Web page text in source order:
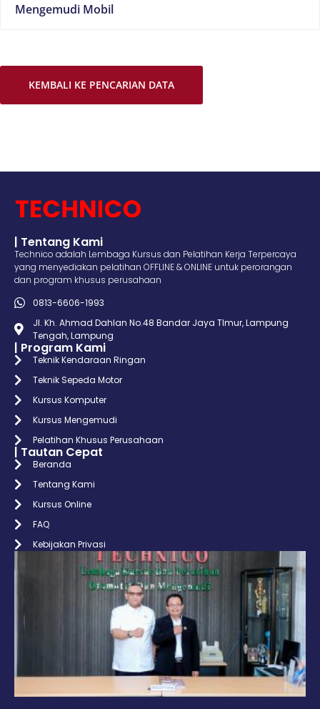
Mengemudi Mobil
KEMBALI KE PENCARIAN DATA
| Tentang Kami
Technico adalah Lembaga Kursus dan Pelatihan Kerja Terpercaya
yang menyediakan pelatihan OFFLINE & ONLINE untuk perorangan
dan program khusus perusahaan
0813-6606-1993
Jl. Kh. Ahmad Dahlan No.48 Bandar Jaya TImur, Lampung
Tengah, Lampung
| Program Kami
Teknik Kendaraan Ringan
Teknik Sepeda Motor
Kursus Komputer
Kursus Mengemudi
Pelatihan Khusus Perusahaan
| Tautan Cepat
Beranda
Tentang Kami
Kursus Online
FAQ
Kebijakan Privasi